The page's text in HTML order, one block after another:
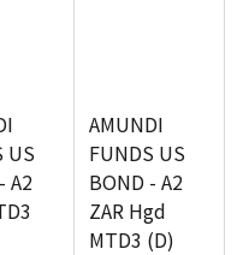
US
A2
AMUNDI
FUNDS US
BOND - A2
ZAR Hgd
MTD3 (D)